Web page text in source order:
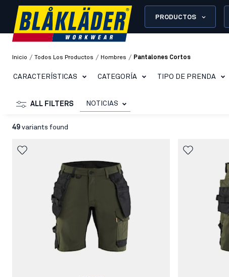
PRODUCTOS
Inicio / Todos Los Productos / Hombres / Pantalones Cortos
CARACTERÍSTICAS CATEGORÍA TIPO DE PRENDA
ALL FILTERS NOTICIAS
49 variants found